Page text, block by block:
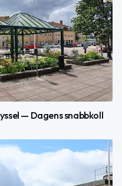
— Dagens snabbkoll